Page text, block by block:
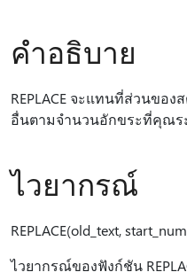
คำอธิบาย
REPLACE จะแทนที่ส่วนขอ
อื่นตามจำนวนอักขระที่คุณร
ไวยากรณ์
REPLACE(old_text,
ไวยากรณ์ของฟังก์ชัน